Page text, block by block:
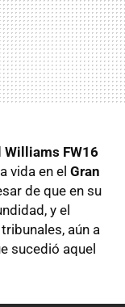
FW16
vida en el Gran
de que en su
y el
aún a
sucedió aquel